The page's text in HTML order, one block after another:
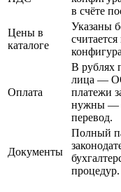
в счёте
Цены в
каталоге
Указаны
Оплата
В рублях
лица —
платежи
нужны —
перевод.
Документы
Полный
процедур.